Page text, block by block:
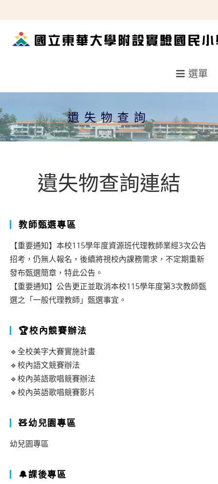
轉
選單
遺失物查詢
遺失物查詢連結
教師甄選專區
【重要通知】本校115學年度資源班代理教師業經3次公告
招考，仍無人報名，後續將視校內課務需求，不定期重新
發布甄選簡章，特此公告。
【重要通知】公告更正並取消本校115學年度第3次教師甄
選之「一般代理教師」甄選事宜。
🏆校內競賽辦法
🔹全校美字大賽實施計畫
🔹校內語文競賽辦法
🔹校內英語歌唱競賽辦法
🔹校內英語歌唱競賽影片
🧸幼兒園專區
幼兒園專區
🔔課後專區